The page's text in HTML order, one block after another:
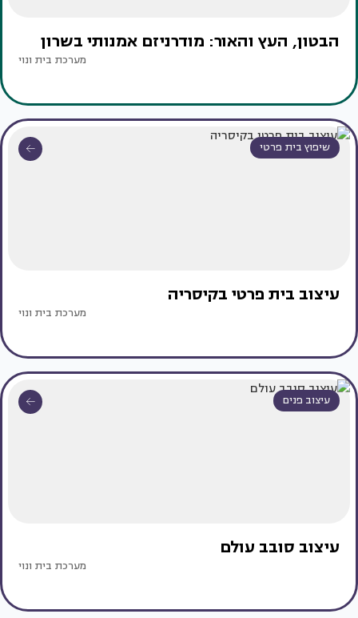
הבטון, העץ והאור: מודרניזם אמנותי בשרון
מערכת בית ונוי
שיפוץ בית פרטי
עיצוב בית פרטי בקיסריה
מערכת בית ונוי
עיצוב פנים
עיצוב סובב עולם
מערכת בית ונוי